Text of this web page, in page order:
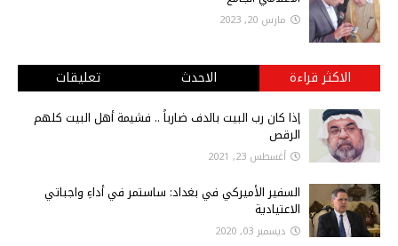
مارس 20, 2023
الاكثر قراءة الاحدث تعليقات
إذا كان رب البيت بالدف ضارباً .. فشيمة أهل البيت كلهم
الرقص
أغسطس 23, 2021
السفير الأميركي في بغداد: ساستمر في أداءِ واجباتي
الاعتيادية
ديسمبر 03, 2020